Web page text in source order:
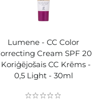
Lumene - CC Color
Cream SPF 20
CC Krēms -
0,5 Light - 30ml